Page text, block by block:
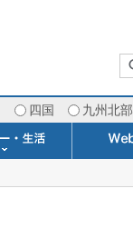
四国 九州北部